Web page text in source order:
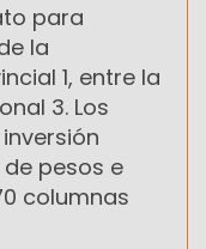
para
la
1, entre la
3. Los
pesos e
columnas